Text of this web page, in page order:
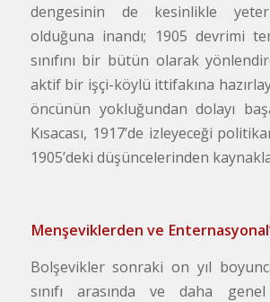
dengesinin de kesinlikle
olduğuna inandı; 1905 devrimi
sınıfını bir bütün olarak
aktif bir işçi-köylü ittifakına
öncünün yokluğundan dolayı
Kısacası, 1917’de izleyeceği
1905’deki düşüncelerinden
Menşeviklerden ve
Bolşevikler sonraki on yıl
sınıfı arasında ve daha